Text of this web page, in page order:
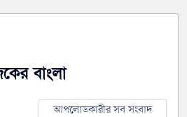
বাংলা
আপলোডকারীর সব সংবাদ